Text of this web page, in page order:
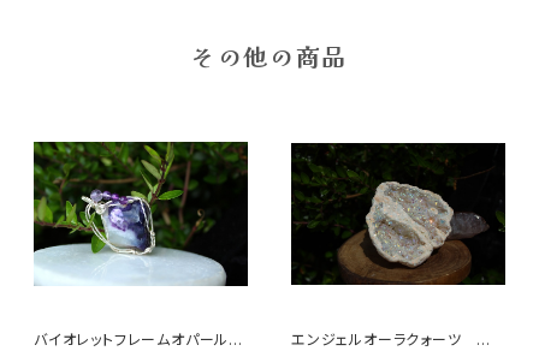
その他の商品
バイオレットフレームオパール
エンジェルオーラクォーツ ジ